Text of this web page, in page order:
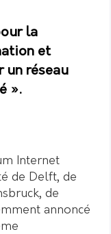
la
et
un réseau
».
Internet
de Delft, de
de
annoncé